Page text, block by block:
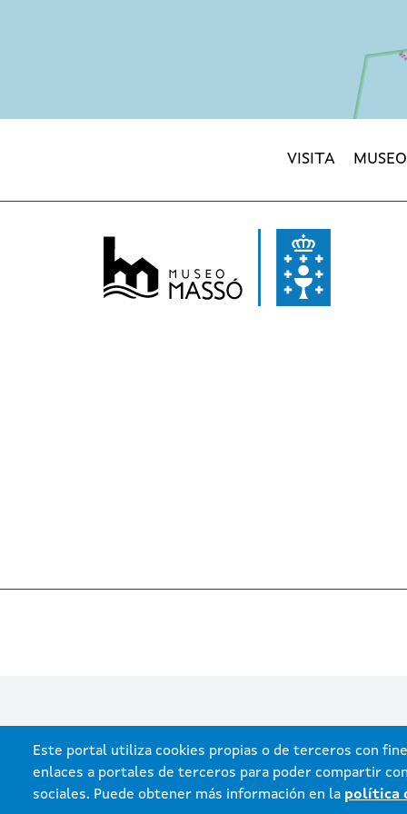
Este portal utiliza cookies propias o de terceros con
enlaces a portales de terceros para poder compartir
sociales. Puede obtener más información en la política
PRINCIPAL
VISITA MUSEO
Xunta de Galicia.